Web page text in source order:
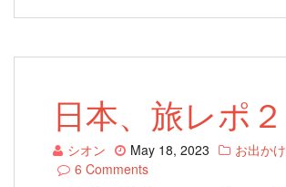
日本、旅レポ２
シオン May 18, 2023 お出かけ
6 Comments